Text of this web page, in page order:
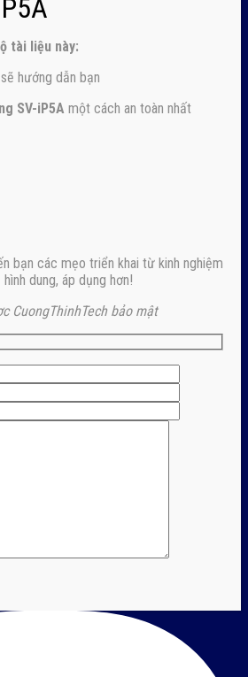
tài liệu này:
hướng dẫn bạn
SV-iP5A một cách an toàn nhất
bạn các mẹo triển khai từ kinh nghiệm
dung, áp dụng hơn!
CuongThinhTech bảo mật